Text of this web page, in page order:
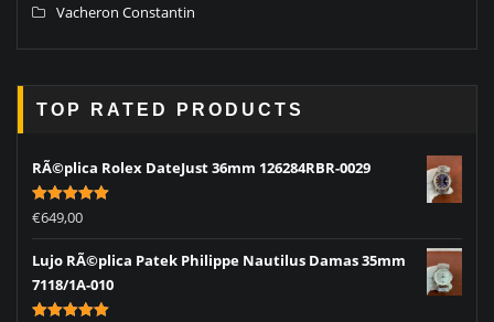
Vacheron Constantin
TOP RATED PRODUCTS
RÃ©plica Rolex DateJust 36mm 126284RBR-0029
Rated5.00
out of 5
€649,00
Lujo RÃ©plica Patek Philippe Nautilus Damas 35mm
7118/1A-010